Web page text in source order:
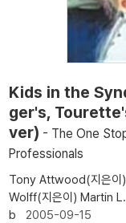
Kids in the
ger's,
ver) - The One
Professionals
Tony Attwood(지은이)
Wolff(지은이) Martin
b 2005-09-15